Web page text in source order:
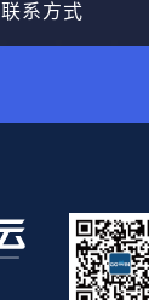
联系方式